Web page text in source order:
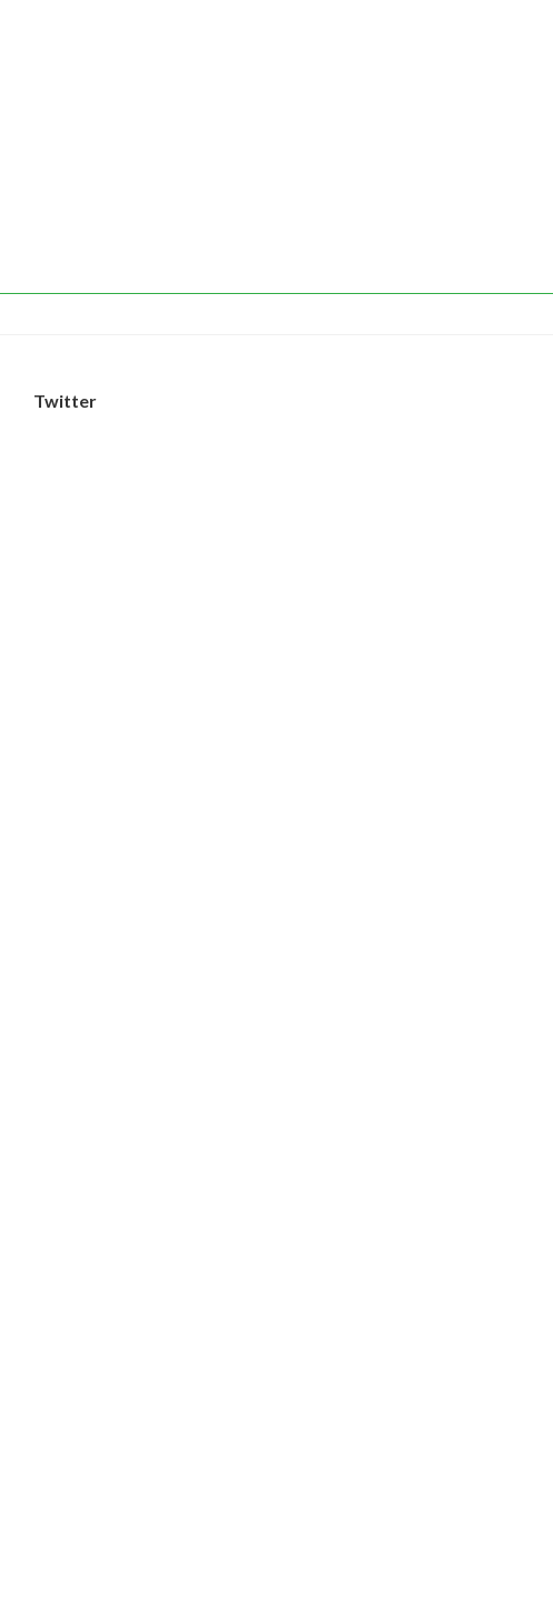
Twitter